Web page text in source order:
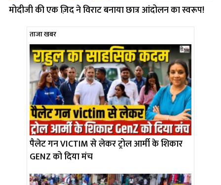
मोदीजी की एक ज़िद ने विराट बनाया छात्र आंदोलन का स्वरूप!
ताजा खबर
पैलेट गन VICTIM से लेकर ट्रोल आर्मी के शिकार
GENZ को दिया मंच